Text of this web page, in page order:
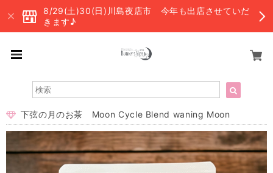
8/29(土)30(日)川島夜店市 今年も出店させていだ
きます♪
下弦の月のお茶 Moon Cycle Blend waning Moon